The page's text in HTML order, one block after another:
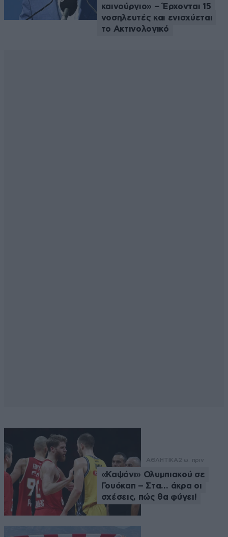
καινούργιο» – Έρχονται 15
νοσηλευτές και ενισχύεται
το Ακτινολογικό
ΑΘΛΗΤΙΚΑ 2 ω. πριν
«Καψόνι» Ολυμπιακού σε
Γουόκαπ – Στα… άκρα οι
σχέσεις, πώς θα φύγει!